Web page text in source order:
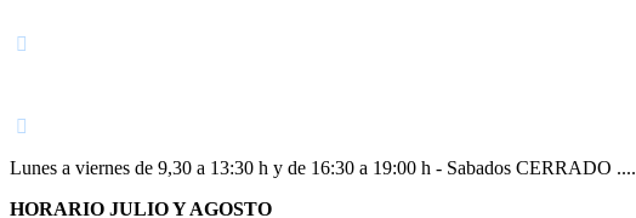
Lunes a viernes de 9,30 a 13:30 h y de 16:30 a 19:00 h - Sabados CERRADO ....
HORARIO JULIO Y AGOSTO